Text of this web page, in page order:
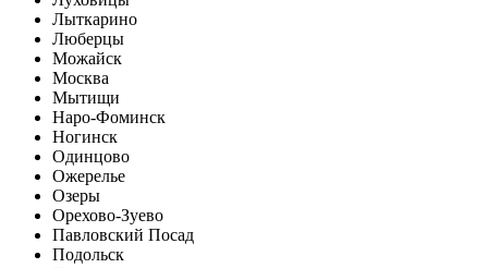
Лыткарино
Люберцы
Можайск
Москва
Мытищи
Наро-Фоминск
Ногинск
Одинцово
Ожерелье
Озеры
Орехово-Зуево
Павловский Посад
Подольск